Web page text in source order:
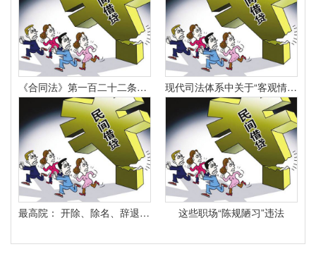
《合同法》第一百二十二条规定：“因当事人一方的违约行为侵害对方人身、财产权益的受损害方有权选择依照本法要求其承担违约责任或者依照其他法律要求其承担侵权责任。 现代司法体系中关于“客观情况出现重大变化”的法律规定有哪些
最高院： 开除、除名、辞退与解除劳动合同之间有什么区别？ 这些职场“陈规陋习”违法